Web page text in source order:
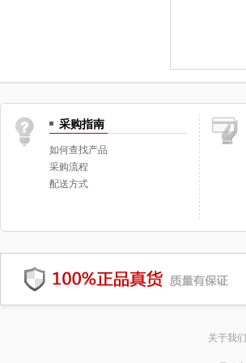
采购指南
如何查找产品
采购流程
配送方式
关于我们